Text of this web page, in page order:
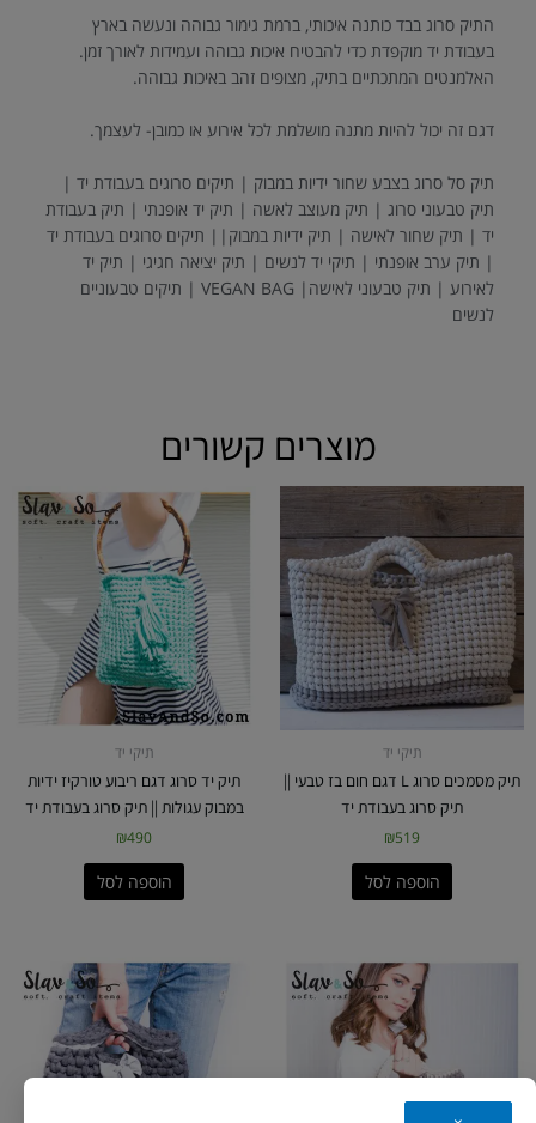
התיק סרוג בבד כותנה איכותי, ברמת גימור גבוהה ונעשה בארץ
בעבודת יד מוקפדת כדי להבטיח איכות גבוהה ועמידות לאורך זמן.
האלמנטים המתכתיים בתיק, מצופים זהב באיכות גבוהה.
דגם זה יכול להיות מתנה מושלמת לכל אירוע או כמובן- לעצמך.
תיק סל סרוג בצבע שחור ידיות במבוק | תיקים סרוגים בעבודת יד |
תיק טבעוני סרוג | תיק מעוצב לאשה | תיק יד אופנתי | תיק בעבודת
יד | תיק שחור לאישה | תיק ידיות במבוק|| תיקים סרוגים בעבודת יד
| תיק ערב אופנתי | תיקי יד לנשים | תיק יציאה חגיגי | תיק יד
לאירוע | תיק טבעוני לאישה| VEGAN BAG | תיקים טבעוניים
לנשים
מוצרים קשורים
תיקי יד
תיק מסמכים סרוג L דגם חום בז טבעי ||
תיק סרוג בעבודת יד
₪519
הוספה לסל
תיקי יד
תיק יד סרוג דגם ריבוע טורקיז ידיות
במבוק עגולות || תיק סרוג בעבודת יד
₪490
הוספה לסל